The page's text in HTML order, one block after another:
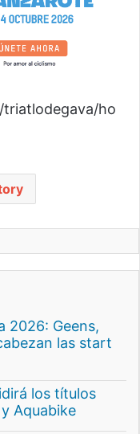
ho
2026: Geens,
las start
los títulos
Aquabike